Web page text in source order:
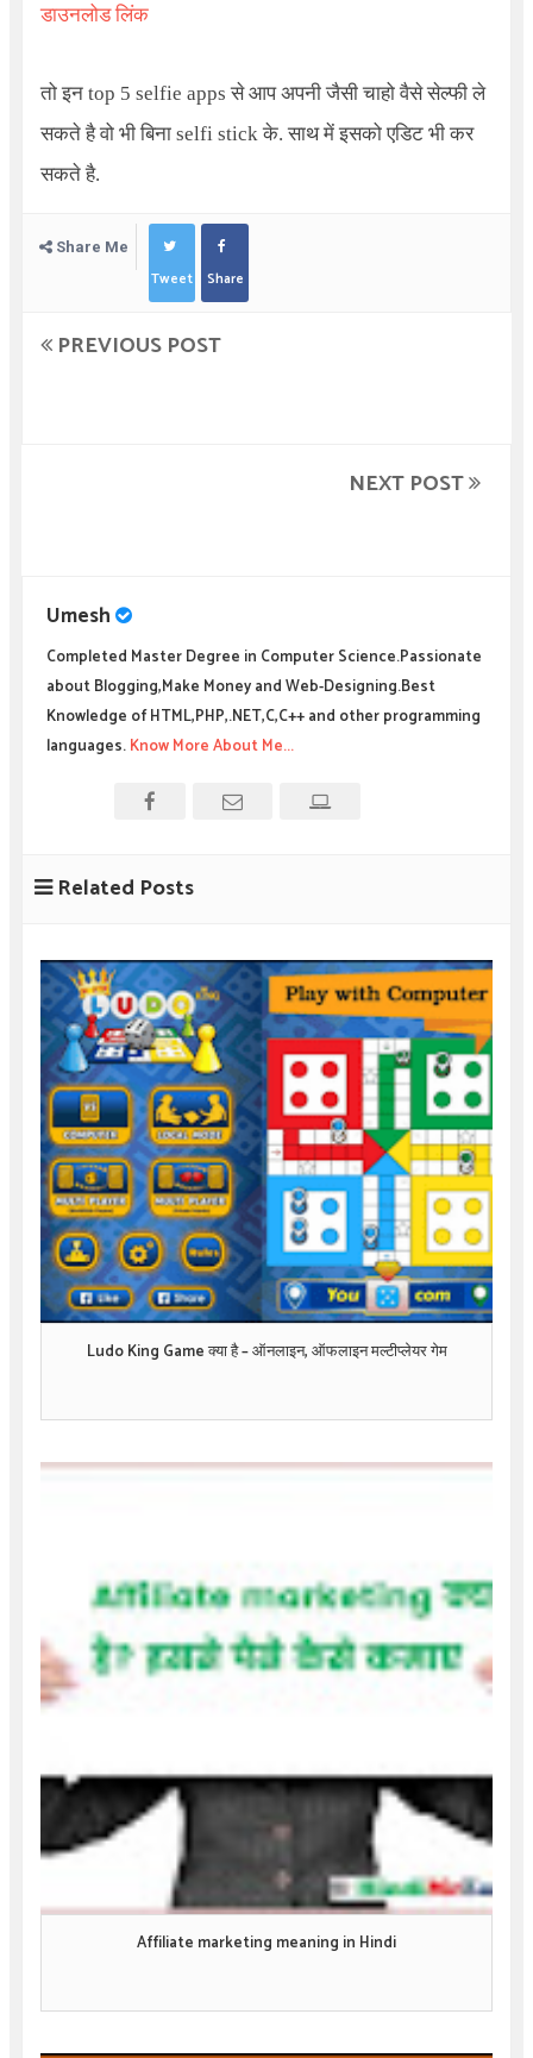
डाउनलोड लिंक
तो इन top 5 selfie apps से आप अपनी जैसी चाहो वैसे सेल्फी ले
सकते है वो भी बिना selfi stick के. साथ में इसको एडिट भी कर
सकते है.
Share Me
Tweet Share
PREVIOUS POST
NEXT POST
Umesh
Completed Master Degree in Computer Science.Passionate
about Blogging,Make Money and Web-Designing.Best
Knowledge of HTML,PHP,.NET,C,C++ and other programming
languages.Know More About Me...
Related Posts
Ludo King Game क्या है – ऑनलाइन, ऑफलाइन मल्टीप्लेयर गेम
Affiliate marketing meaning in Hindi